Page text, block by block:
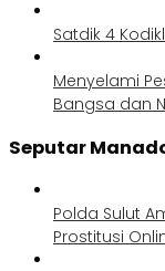
Satdik 4
Menyelami
Bangsa dan
Seputar
Polda Sulut
Prostitusi